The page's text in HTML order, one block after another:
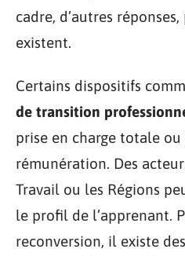
cadre, d’autres
existent.
Certains dispositifs
de transition
prise en charge totale
rémunération. Des
Travail ou les Régions
le profil de l’apprenant.
reconversion, il existe